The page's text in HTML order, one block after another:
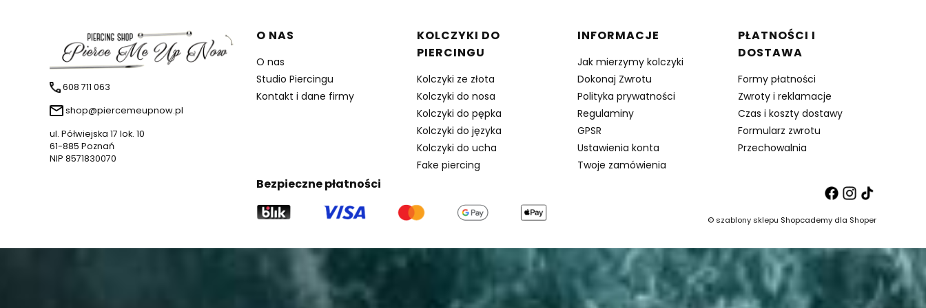
608 711 063
shop@piercemeupnow.pl
ul. Półwiejska 17 lok. 10
61-885 Poznań
NIP 8571830070
Linki w stopce
O NAS
O nas
Studio Piercingu
Kontakt i dane firmy
KOLCZYKI DO
PIERCINGU
Kolczyki ze złota
Kolczyki do nosa
Kolczyki do pępka
Kolczyki do języka
Kolczyki do ucha
Fake piercing
INFORMACJE
Jak mierzymy kolczyki
Dokonaj Zwrotu
Polityka prywatności
Regulaminy
GPSR
Ustawienia konta
Twoje zamówienia
PŁATNOŚCI I
DOSTAWA
Formy płatności
Zwroty i reklamacje
Czas i koszty dostawy
Formularz zwrotu
Przechowalnia
Bezpieczne płatności
©szablony sklepu Shopcademy dla Shoper